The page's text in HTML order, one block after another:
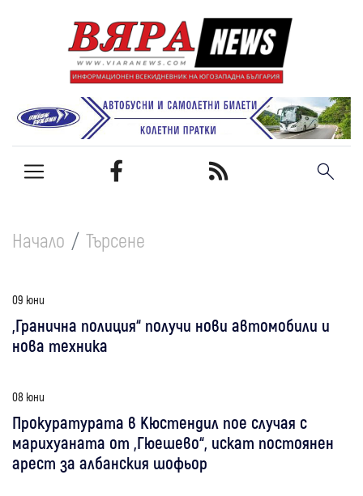
Начало Търсене
09 юни
„Гранична полиция“ получи нови автомобили и
нова техника
08 юни
Прокуратурата в Кюстендил пое случая с
марихуаната от „Гюешево“, искат постоянен
арест за албанския шофьор